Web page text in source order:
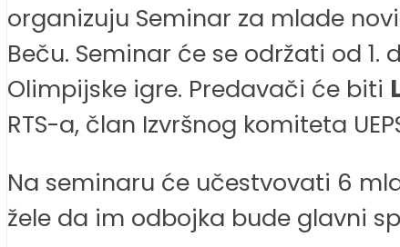
organizuju Seminar za mlade
Beču. Seminar će se održati od
Olimpijske igre. Predavači će biti
RTS-a, član Izvršnog komiteta
Na seminaru će učestvovati 6
žele da im odbojka bude glavni